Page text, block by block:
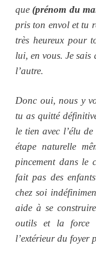
que (prénom du
pris ton envol et tu
très heureux pour
lui, en vous. Je sais
l’autre.
Donc oui, nous y
tu as quitté
le tien avec l’élu
étape naturelle
pincement dans le
fait pas des
chez soi
aide à se
outils et la force
l’extérieur du foyer